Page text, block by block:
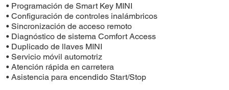
• Programación de Smart Key MINI
• Configuración de controles inalámbricos
• Sincronización de acceso remoto
• Diagnóstico de sistema Comfort Access
• Duplicado de llaves MINI
• Servicio móvil automotriz
• Atención rápida en carretera
• Asistencia para encendido Start/Stop